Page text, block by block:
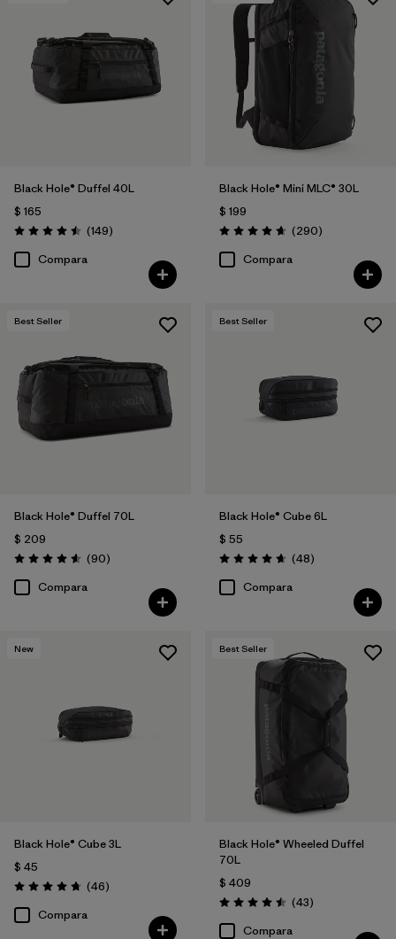
Black Hole® Duffel 40L
$ 165
Valoración: 4.5 / 5
(149Comentarios
)
Compara
Black Hole® Mini MLC® 30L
$ 199
Valoración: 4.7 / 5
(290Comentarios
)
Compara
Best Seller
Black Hole® Duffel 70L
$ 209
Valoración: 4.6 / 5
(90Comentarios
)
Compara
Best Seller
Black Hole® Cube 6L
$ 55
Valoración: 4.7 / 5
(48Comentarios
)
Compara
New
Black Hole® Cube 3L
$ 45
Valoración: 4.8 / 5
(46Comentarios
)
Compara
Best Seller
Black Hole® Wheeled Duffel
70L
$ 409
Valoración: 4.5 / 5
(43Comentarios
)
Compara